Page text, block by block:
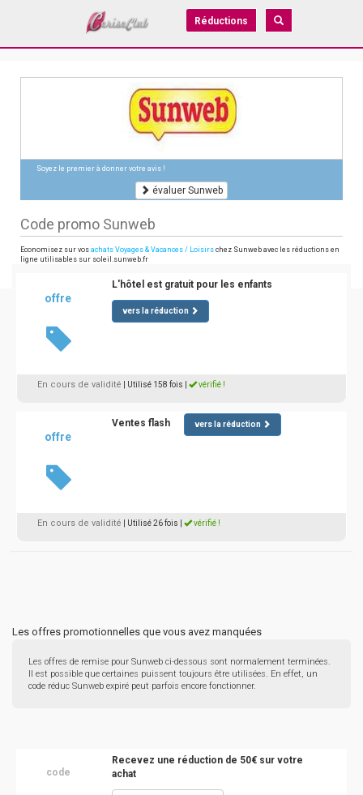
Réductions
Soyez le premier à donner votre avis !
évaluer Sunweb
Code promo Sunweb
Economisez sur vos achats Voyages & Vacances / Loisirs chez Sunweb avec les réductions en
ligne utilisables sur soleil.sunweb.fr
offre
L'hôtel est gratuit pour les enfants
vers la réduction
En cours de validité | Utilisé 158 fois vérifié !
offre
Ventes flash vers la réduction
En cours de validité | Utilisé 26 fois vérifié !
Les offres promotionnelles que vous avez manquées
Les offres de remise pour Sunweb ci-dessous sont normalement terminées.
Il est possible que certaines puissent toujours être utilisées. En effet, un
code réduc Sunweb expiré peut parfois encore fonctionner.
code
Recevez une réduction de 50€ sur votre
achat